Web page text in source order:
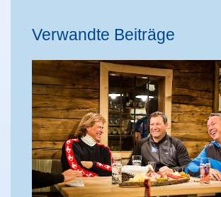
Verwandte Beiträge